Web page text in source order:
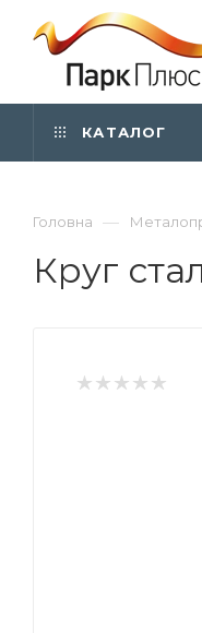
КАТАЛОГ
Головна —
Круг